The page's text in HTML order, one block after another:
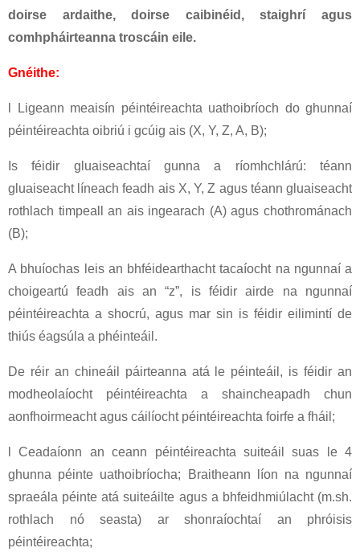
doirse ardaithe, doirse caibinéid, staighrí agus
comhpháirteanna troscáin eile.
Gnéithe:
l Ligeann meaisín péintéireachta uathoibríoch do ghunnaí
péintéireachta oibriú i gcúig ais (X, Y, Z, A, B);
Is féidir gluaiseachtaí gunna a ríomhchlárú: téann
gluaiseacht líneach feadh ais X, Y, Z agus téann gluaiseacht
rothlach timpeall an ais ingearach (A) agus chothrománach
(B);
A bhuíochas leis an bhféidearthacht tacaíocht na ngunnaí a
choigeartú feadh ais an “z”, is féidir airde na ngunnaí
péintéireachta a shocrú, agus mar sin is féidir eilimintí de
thiús éagsúla a phéinteáil.
De réir an chineáil páirteanna atá le péinteáil, is féidir an
modheolaíocht péintéireachta a shaincheapadh chun
aonfhoirmeacht agus cáilíocht péintéireachta foirfe a fháil;
l Ceadaíonn an ceann péintéireachta suiteáil suas le 4
ghunna péinte uathoibríocha; Braitheann líon na ngunnaí
spraeála péinte atá suiteáilte agus a bhfeidhmiúlacht (m.sh.
rothlach nó seasta) ar shonraíochtaí an phróisis
péintéireachta;